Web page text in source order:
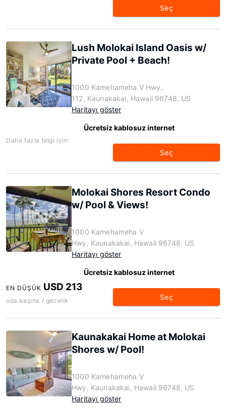
Seç
Lush Molokai Island Oasis w/
Private Pool + Beach!
1000 Kamehameha V Hwy,
112, Kaunakakai, Hawaii 96748, US
Haritayı göster
Ücretsiz kablosuz internet
Daha fazla bilgi için:
Seç
Molokai Shores Resort Condo
w/ Pool & Views!
1000 Kamehameha V
Hwy, Kaunakakai, Hawaii 96748, US
Haritayı göster
Ücretsiz kablosuz internet
EN DÜŞÜK USD 213
oda başına / gecelik Seç
Kaunakakai Home at Molokai
Shores w/ Pool!
1000 Kamehameha V
Hwy, Kaunakakai, Hawaii 96748, US
Haritayı göster